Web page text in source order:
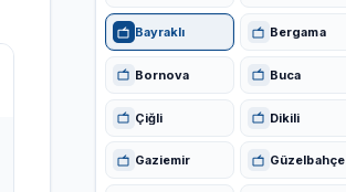
Bayraklı Bergama
Bornova Buca
Çiğli Dikili
Gaziemir Güzelbahçe